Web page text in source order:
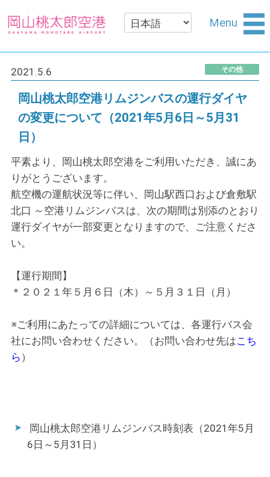
Menu
その他
2021.5.6
岡山桃太郎空港リムジンバスの運行ダイヤ
の変更について（2021年5月6日～5月31
日）
平素より、岡山桃太郎空港をご利用いただき、誠にあ
りがとうございます。
航空機の運航状況等に伴い、岡山駅西口および倉敷駅
北口 ～空港リムジンバスは、次の期間は別添のとおり
運行ダイヤが一部変更となりますので、ご注意くださ
い。
【運行期間】
＊２０２１年５月６日（木）～５月３１日（月）
※ご利用にあたっての詳細については、各運行バス会
社にお問い合わせください。（お問い合わせ先はこち
ら ）
岡山桃太郎空港リムジンバス時刻表（2021年5月
6日～5月31日）